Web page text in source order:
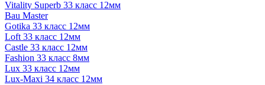
Vitality Superb 33 класс 12мм
Bau Master
Gotika 33 класс 12мм
Loft 33 класс 12мм
Castle 33 класс 12мм
Fashion 33 класс 8мм
Lux 33 класс 12мм
Lux-Maxi 34 класс 12мм